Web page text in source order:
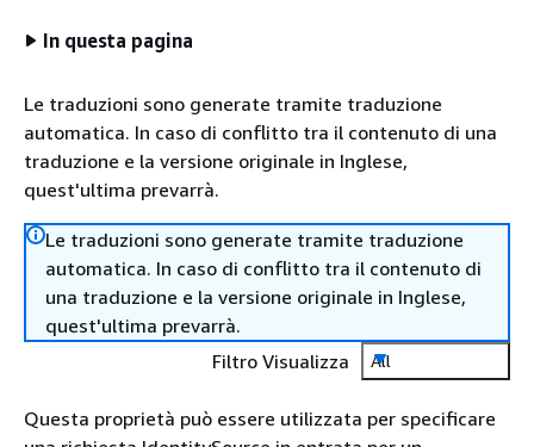
In questa pagina
Le traduzioni sono generate tramite traduzione
automatica. In caso di conflitto tra il contenuto di una
traduzione e la versione originale in Inglese,
quest'ultima prevarrà.
Le traduzioni sono generate tramite traduzione
automatica. In caso di conflitto tra il contenuto di
una traduzione e la versione originale in Inglese,
quest'ultima prevarrà.
Filtro Visualizza
All
Questa proprietà può essere utilizzata per specificare